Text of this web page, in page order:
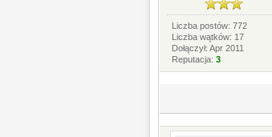
Liczba postów: 772
Liczba wątków: 17
Dołączył: Apr 2011
Reputacja:3